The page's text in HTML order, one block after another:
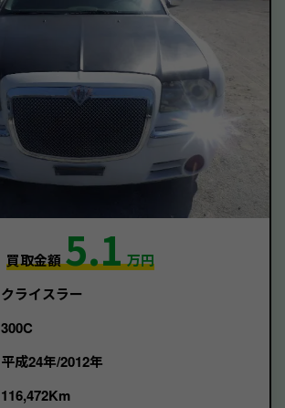
買取金額5.1万円
クライスラー
300C
平成24年/2012年
116,472Km